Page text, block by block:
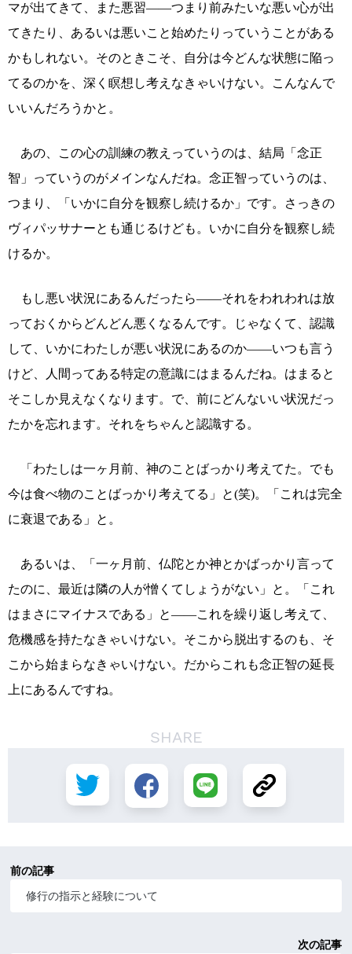
マが出てきて、また悪習――つまり前みたいな悪い心が出
てきたり、あるいは悪いこと始めたりっていうことがある
かもしれない。そのときこそ、自分は今どんな状態に陥っ
てるのかを、深く瞑想し考えなきゃいけない。こんなんで
いいんだろうかと。
あの、この心の訓練の教えっていうのは、結局「念正
智」っていうのがメインなんだね。念正智っていうのは、
つまり、「いかに自分を観察し続けるか」です。さっきの
ヴィパッサナーとも通じるけども。いかに自分を観察し続
けるか。
もし悪い状況にあるんだったら――それをわれわれは放
っておくからどんどん悪くなるんです。じゃなくて、認識
して、いかにわたしが悪い状況にあるのか――いつも言う
けど、人間ってある特定の意識にはまるんだね。はまると
そこしか見えなくなります。で、前にどんないい状況だっ
たかを忘れます。それをちゃんと認識する。
「わたしは一ヶ月前、神のことばっかり考えてた。でも
今は食べ物のことばっかり考えてる」と(笑)。「これは完全
に衰退である」と。
あるいは、「一ヶ月前、仏陀とか神とかばっかり言って
たのに、最近は隣の人が憎くてしょうがない」と。「これ
はまさにマイナスである」と――これを繰り返し考えて、
危機感を持たなきゃいけない。そこから脱出するのも、そ
こから始まらなきゃいけない。だからこれも念正智の延長
上にあるんですね。
SHARE
前の記事
修行の指示と経験について
次の記事